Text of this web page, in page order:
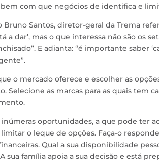
com que negócios de identifica e
Bruno Santos, diretor-geral da Trema
a dar’, mas o que interessa não são os
E adianta: “é importante saber
o mercado oferece e escolher as
Selecione as marcas para as quais tem
oportunidades, a que pode ter
o leque de opções. Faça-o
Qual a sua disponibilidade
família apoia a sua decisão e está